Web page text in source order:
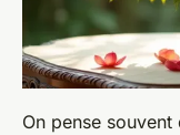
On pense